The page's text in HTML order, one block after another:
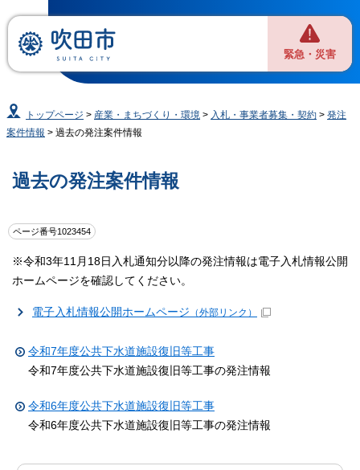
緊急・災害
トップページ > 産業・まちづくり・環境 > 入札・事業者募集・契約 >発注
案件情報 > 過去の発注案件情報
過去の発注案件情報
ページ番号1023454
※令和3年11月18日入札通知分以降の発注情報は電子入札情報公開
ホームページを確認してください。
電子入札情報公開ホームページ （外部リンク）
令和7年度公共下水道施設復旧等工事
令和7年度公共下水道施設復旧等工事の発注情報
令和6年度公共下水道施設復旧等工事
令和6年度公共下水道施設復旧等工事の発注情報